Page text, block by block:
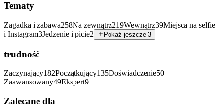
Tematy
Zagadka i zabawa258Na zewnątrz219Wewnątrz39Miejsca na selfie
i Instagram3Jedzenie i picie2 Pokaż jeszcze 3
trudność
Zaczynający182Początkujący135Doświadczenie50
Zaawansowany49Ekspert9
Zalecane dla